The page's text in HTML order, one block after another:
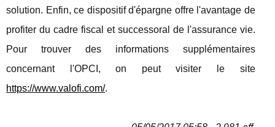
solution. Enfin, ce dispositif d'épargne offre l'avantage de
profiter du cadre fiscal et successoral de l'assurance vie.
Pour trouver des informations supplémentaires
concernant l'OPCI, on peut visiter le site
https://www.valofi.com/.